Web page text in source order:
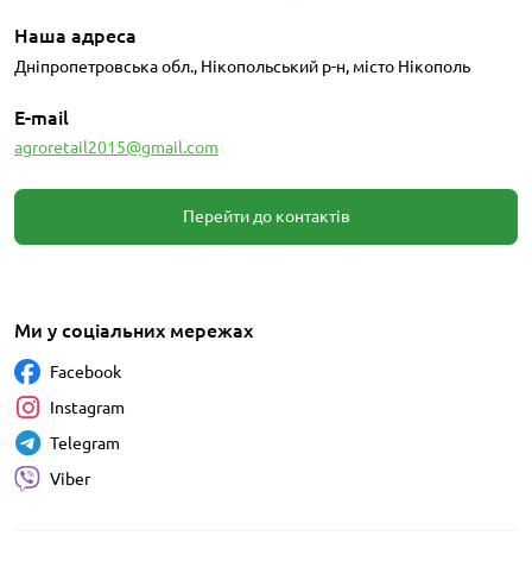
Наша адреса
Дніпропетровська обл., Нікопольський р-н, місто Нікополь
E-mail
agroretail2015@gmail.com
Перейти до контактів
Ми у соціальних мережах
Facebook
Instagram
Telegram
Viber